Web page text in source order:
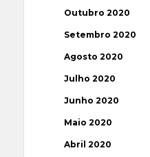
Outubro 2020
Setembro 2020
Agosto 2020
Julho 2020
Junho 2020
Maio 2020
Abril 2020